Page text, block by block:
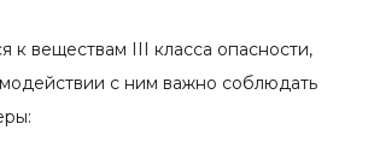
к веществам III класса опасности,
с ним важно соблюдать